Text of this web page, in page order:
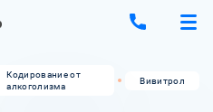
Кодирование от
алкоголизма
Вивитрол